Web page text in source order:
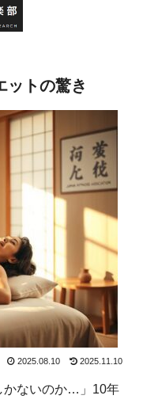
ットの驚き
2025.08.10 2025.11.10
かないのか…」10年